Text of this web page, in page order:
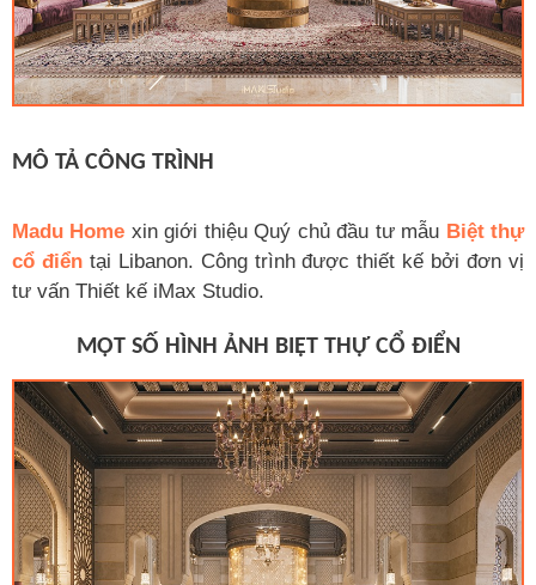
MÔ TẢ CÔNG TRÌNH
Madu Home xin giới thiệu Quý chủ đầu tư mẫu Biệt thự
cổ điểntại Libanon. Công trình được thiết kế bởi đơn vị
tư vấn Thiết kế iMax Studio.
MỘT SỐ HÌNH ẢNH BIỆT THỰ CỔ ĐIỂN